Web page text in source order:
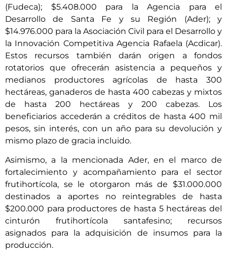
(Fudeca); $5.408.000 para la Agencia para el
Desarrollo de Santa Fe y su Región (Ader); y
$14.976.000 para la Asociación Civil para el Desarrollo y
la Innovación Competitiva Agencia Rafaela (Acdicar).
Estos recursos también darán origen a fondos
rotatorios que ofrecerán asistencia a pequeños y
medianos productores agrícolas de hasta 300
hectáreas, ganaderos de hasta 400 cabezas y mixtos
de hasta 200 hectáreas y 200 cabezas. Los
beneficiarios accederán a créditos de hasta 400 mil
pesos, sin interés, con un año para su devolución y
mismo plazo de gracia incluido.
Asimismo, a la mencionada Ader, en el marco de
fortalecimiento y acompañamiento para el sector
frutihortícola, se le otorgaron más de $31.000.000
destinados a aportes no reintegrables de hasta
$200.000 para productores de hasta 5 hectáreas del
cinturón frutihortícola santafesino; recursos
asignados para la adquisición de insumos para la
producción.